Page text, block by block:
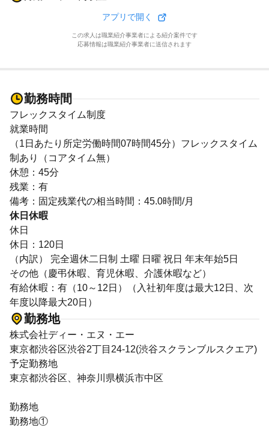
アプリで開く
この求人は職業紹介事業者による紹介案件です
応募情報は職業紹介事業者に送信されます
勤務時間
フレックスタイム制度
就業時間
（1日あたり所定労働時間07時間45分）フレックスタイム
制あり（コアタイム無）
休憩：45分
残業：有
備考：固定残業代の相当時間：45.0時間/月
休日休暇
休日
休日：120日
（内訳） 完全週休二日制 土曜 日曜 祝日 年末年始5日
その他（慶弔休暇、育児休暇、介護休暇など）
有給休暇：有（10～12日）（入社初年度は最大12日、次
年度以降最大20日）
勤務地
株式会社ディー・エヌ・エー
東京都渋谷区渋谷2丁目24-12(渋谷スクランブルスクエア)
予定勤務地
東京都渋谷区、神奈川県横浜市中区
勤務地
勤務地①